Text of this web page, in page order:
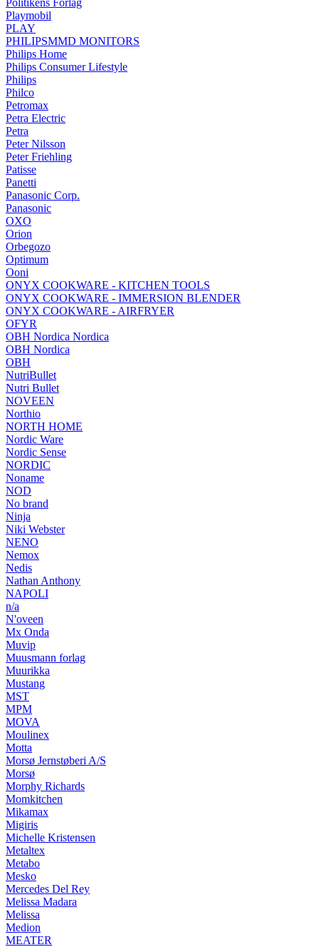
Politikens Forlag
Playmobil
PLAY
PHILIPSMMD MONITORS
Philips Home
Philips Consumer Lifestyle
Philips
Philco
Petromax
Petra Electric
Petra
Peter Nilsson
Peter Friehling
Patisse
Panetti
Panasonic Corp.
Panasonic
OXO
Orion
Orbegozo
Optimum
Ooni
ONYX COOKWARE - KITCHEN TOOLS
ONYX COOKWARE - IMMERSION BLENDER
ONYX COOKWARE - AIRFRYER
OFYR
OBH Nordica Nordica
OBH Nordica
OBH
NutriBullet
Nutri Bullet
NOVEEN
Northio
NORTH HOME
Nordic Ware
Nordic Sense
NORDIC
Noname
NOD
No brand
Ninja
Niki Webster
NENO
Nemox
Nedis
Nathan Anthony
NAPOLI
n/a
N'oveen
Mx Onda
Muvip
Muusmann forlag
Muurikka
Mustang
MST
MPM
MOVA
Moulinex
Motta
Morsø Jernstøberi A/S
Morsø
Morphy Richards
Momkitchen
Mikamax
Migiris
Michelle Kristensen
Metaltex
Metabo
Mesko
Mercedes Del Rey
Melissa Madara
Melissa
Medion
MEATER